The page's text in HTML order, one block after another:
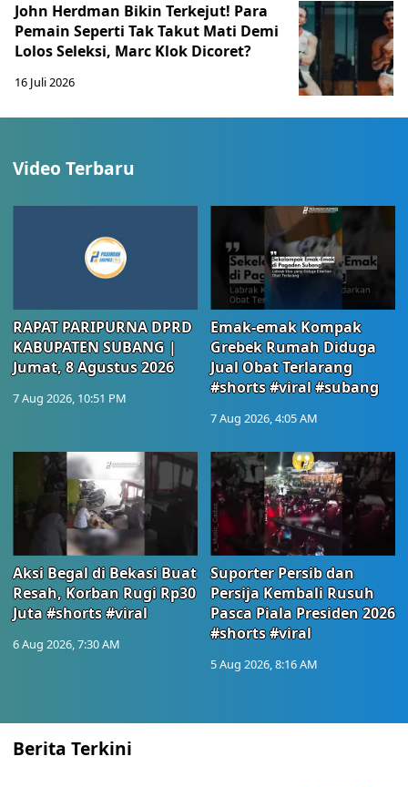
John Herdman Bikin Terkejut! Para
Pemain Seperti Tak Takut Mati Demi
Lolos Seleksi, Marc Klok Dicoret?
16 Juli 2026
Video Terbaru
RAPAT PARIPURNA DPRD
KABUPATEN SUBANG |
Jumat, 8 Agustus 2026
7 Aug 2026, 10:51 PM
Emak-emak Kompak
Grebek Rumah Diduga
Jual Obat Terlarang
#shorts #viral #subang
7 Aug 2026, 4:05 AM
Aksi Begal di Bekasi Buat
Resah, Korban Rugi Rp30
Juta #shorts #viral
6 Aug 2026, 7:30 AM
Suporter Persib dan
Persija Kembali Rusuh
Pasca Piala Presiden 2026
#shorts #viral
5 Aug 2026, 8:16 AM
Berita Terkini